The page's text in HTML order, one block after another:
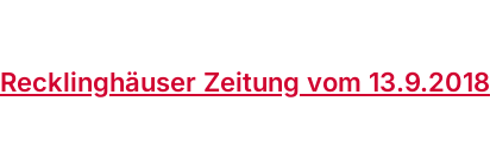
Zeitung vom 13.9.2018